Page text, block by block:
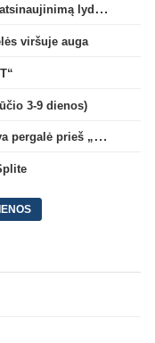
Moterų A lygos 15 turo apžvalga: sezono atsinaujinimą lydėjo žalgiriečių pergalės
viršuje auga
3-9 dienos)
Po dviejų M. Liužinaitės įvarčių – nelengva pergalė prieš „Bangą“